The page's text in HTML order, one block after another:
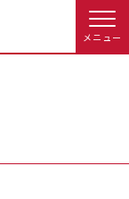
メニュー